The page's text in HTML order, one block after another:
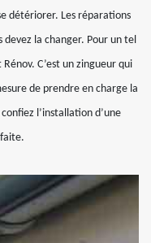
détériorer. Les réparations
la changer. Pour un tel
C’est un zingueur qui
de prendre en charge la
l’installation d’une